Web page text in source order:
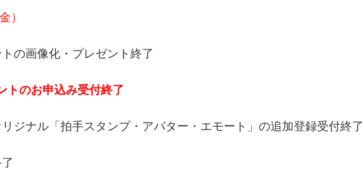
）
の画像化・プレゼント終了
のお申込み受付終了
ジナル「拍手スタンプ・アバター・エモート」の追加登録受付終了